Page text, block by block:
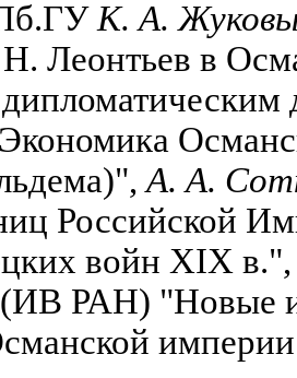
К. А.
Леонтьев в
А. А.
Российской
войн XIX
(ИВ РАН) "Новые